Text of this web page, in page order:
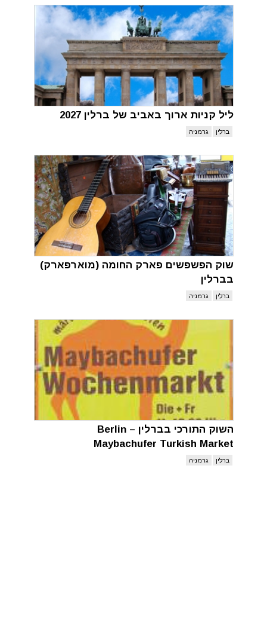
ליל קניות ארוך באביב של ברלין 2027
ברלין גרמניה
שוק הפשפשים פארק החומה (מוארפארק)
בברלין
ברלין גרמניה
השוק התורכי בברלין – Berlin
Maybachufer Turkish Market
ברלין גרמניה